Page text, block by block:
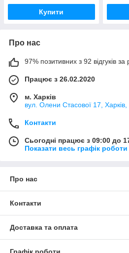
Купити
Про нас
97% позитивних з 92 відгуків за
Працює з 26.02.2020
м. Харків
вул. Олени Стасової 17, Харків,
Контакти
Сьогодні працює з 09:00 до
Показати весь графік роботи
Про нас
Контакти
Доставка та оплата